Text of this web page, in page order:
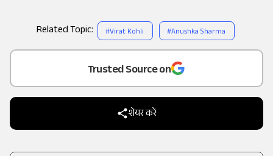
Add
as a
Trusted Source on
शेयर करें
Related Topic: #Virat Kohli #Anushka Sharma